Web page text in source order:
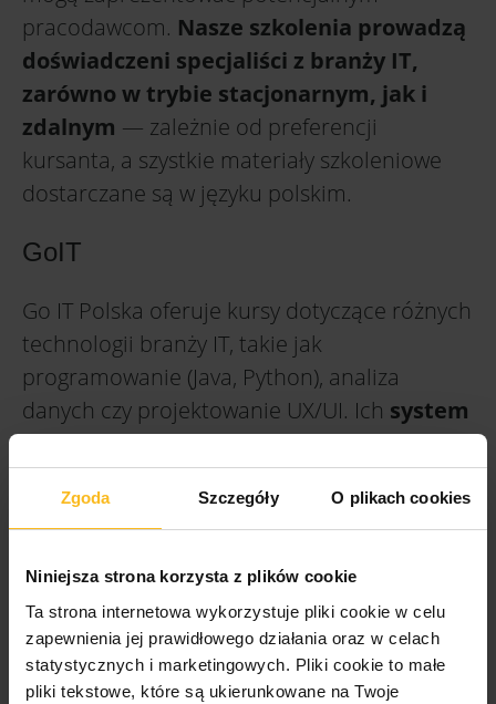
Zgoda Szczegóły O plikach cookies
Niniejsza strona korzysta z plików cookie
Ta strona internetowa wykorzystuje pliki cookie w celu
zapewnienia jej prawidłowego działania oraz w celach
statystycznych i marketingowych. Pliki cookie to małe
pliki tekstowe, które są ukierunkowane na Twoje
pracodawcom. Nasze szkolenia prowadzą
doświadczeni specjaliści z branży IT,
zarówno w trybie stacjonarnym, jak i
zdalnym — zależnie od preferencji
kursanta, a szystkie materiały szkoleniowe
dostarczane są w języku polskim.
GoIT
Go IT Polska oferuje kursy dotyczące różnych
technologii branży IT, takie jak
programowanie (Java, Python), analiza
danych czy projektowanie UX/UI. Ich system
nauczania jest w pełni zdalny. Każdy kurs
GoIT składa się z serii modułów, które
obejmują konkretny zakres tematów. Od
zaawansowane techniki i praktyki.
online zawierają interaktywne elementy
takie jak quizy i projekty. Materiały
szkoleniowe są po polsku, jednak wymagana